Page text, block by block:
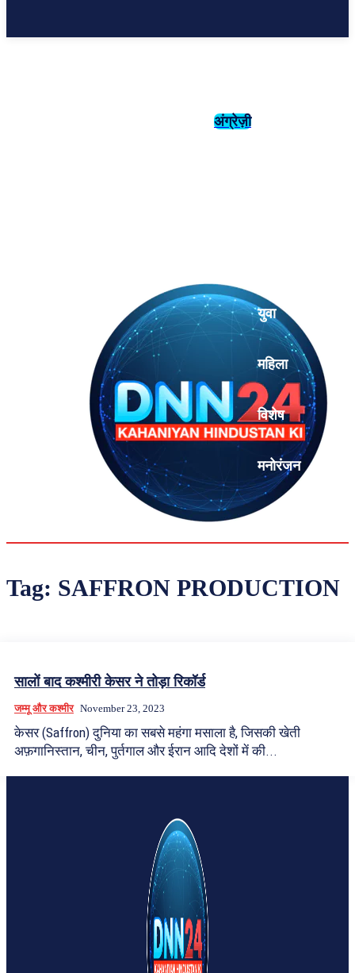
अंग्रेज़ी
युवा
महिला
विशेष
मनोरंजन
Tag: SAFFRON PRODUCTION
सालों बाद कश्मीरी केसर ने तोड़ा रिकॉर्ड
जम्मू और कश्मीर November 23, 2023
केसर (Saffron) दुनिया का सबसे महंगा मसाला है, जिसकी खेती
अफ़गानिस्तान, चीन, पुर्तगाल और ईरान आदि देशों में की...